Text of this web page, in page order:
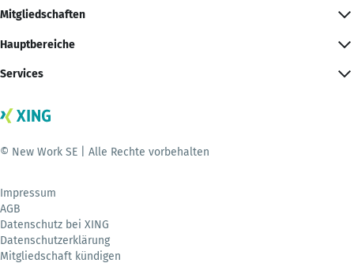
Mitgliedschaften
Hauptbereiche
Services
© New Work SE | Alle Rechte vorbehalten
Impressum
AGB
Datenschutz bei XING
Datenschutzerklärung
Mitgliedschaft kündigen